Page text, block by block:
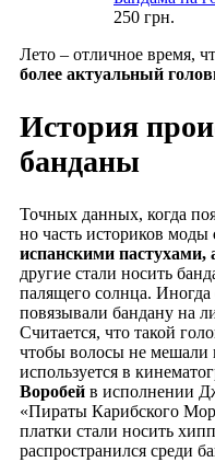
250 грн.
Лето – отличное время,
более актуальный
История
банданы
Точных данных, когда
но часть историков моды
испанскими пастухами,
другие стали носить
палящего солнца.
повязывали бандану на
Считается, что такой
чтобы волосы не мешали
используется в
Воробей в исполнении
«Пираты Карибского
платки стали носить
распространился среди